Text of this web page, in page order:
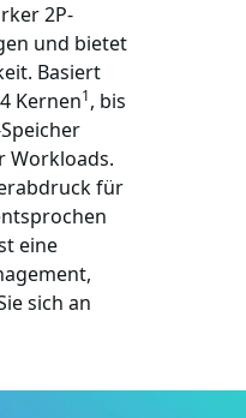
2P-
und bietet
Basiert
Kernen1, bis
Workloads.
für
eine
sich an